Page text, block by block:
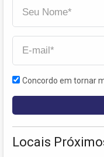
Concordo em tornar
Locais